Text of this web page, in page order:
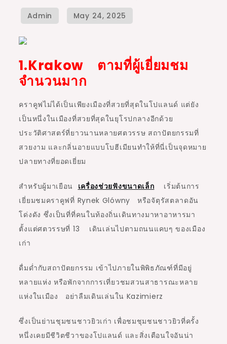
1.Krakow ตามที่ผู้เยี่ยมชม
จำนวนมาก
คราคูฟไม่ได้เป็นเพียงเมืองที่สวยที่สุดในโปแลนด์ แต่ยัง
เป็นหนึ่งในเมืองที่สวยที่สุดในยุโรปกลางอีกด้วย
ประวัติศาสตร์ที่ยาวนานหลายศตวรรษ สถาปัตยกรรมที่
สวยงาม และกลิ่นอายแบบโบฮีเมียนทำให้ที่นี่เป็นจุดหมาย
ปลายทางที่ยอดเยี่ยม
สำหรับผู้มาเยือน เครื่องช่วยฟังขนาดเล็ก เริ่มต้นการ
เยี่ยมชมคราคูฟที่ Rynek Glówny หรือจัตุรัสตลาดอัน
โด่งดัง ซึ่งเป็นที่ที่คนในท้องถิ่นเดินทางมาหาอาหารมา
ตั้งแต่ศตวรรษที่ 13 เดินเล่นไปตามถนนแคบๆ ของเมือง
เก่า
ดื่มด่ำกับสถาปัตยกรรม เข้าไปภายในพิพิธภัณฑ์ที่มีอยู่
หลายแห่ง หรือพักจากการเที่ยวชมสวนสาธารณะหลาย
แห่งในเมือง อย่าลืมเดินเล่นใน Kazimierz
ซึ่งเป็นย่านชุมชนชาวยิวเก่า เพื่อชมชุมชนชาวยิวที่ครั้ง
หนึ่งเคยมีชีวิตชีวาของโปแลนด์ และสิ่งเตือนใจอันน่า